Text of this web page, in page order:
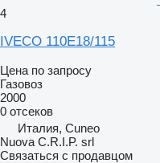
4
IVECO 110E18/115
Цена по запросу
Газовоз
2000
0 отсеков
Италия, Cuneo
Nuova C.R.I.P. srl
Связаться с продавцом